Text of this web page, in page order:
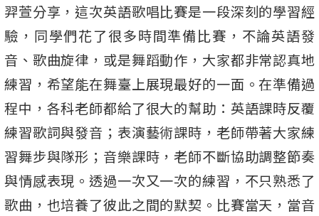
羿萱分享，這次英語歌唱比賽是一段深刻的學習經
驗，同學們花了很多時間準備比賽，不論英語發
音、歌曲旋律，或是舞蹈動作，大家都非常認真地
練習，希望能在舞臺上展現最好的一面。在準備過
程中，各科老師都給了很大的幫助：英語課時反覆
練習歌詞與發音；表演藝術課時，老師帶著大家練
習舞步與隊形；音樂課時，老師不斷協助調整節奏
與情感表現。透過一次又一次的練習，不只熟悉了
歌曲，也培養了彼此之間的默契。比賽當天，當音